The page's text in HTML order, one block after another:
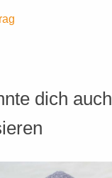
dich auch